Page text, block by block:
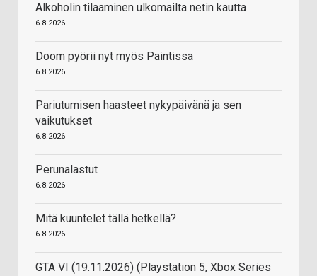
Alkoholin tilaaminen ulkomailta netin kautta
6.8.2026
Doom pyörii nyt myös Paintissa
6.8.2026
Pariutumisen haasteet nykypäivänä ja sen
vaikutukset
6.8.2026
Perunalastut
6.8.2026
Mitä kuuntelet tällä hetkellä?
6.8.2026
GTA VI (19.11.2026) (Playstation 5, Xbox Series